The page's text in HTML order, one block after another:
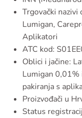
Trgovački
Lumigan,
Aplikatori
ATC kod:
Oblici i jačine:
Lumigan
pakiranja s
Proizvođači u
Status